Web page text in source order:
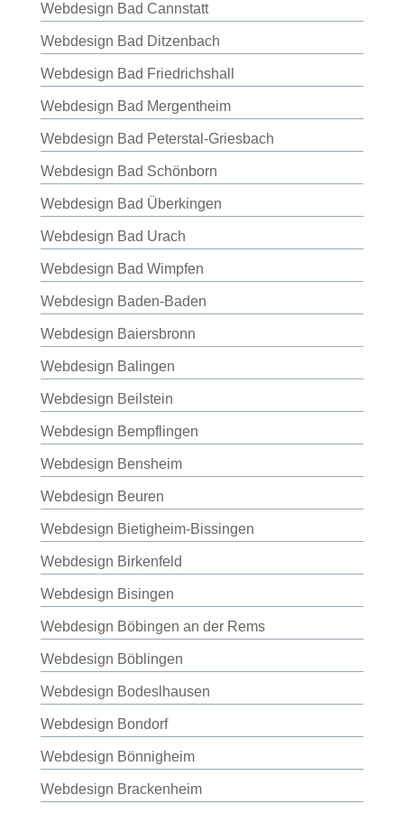
Webdesign Bad Cannstatt
Webdesign Bad Ditzenbach
Webdesign Bad Friedrichshall
Webdesign Bad Mergentheim
Webdesign Bad Peterstal-Griesbach
Webdesign Bad Schönborn
Webdesign Bad Überkingen
Webdesign Bad Urach
Webdesign Bad Wimpfen
Webdesign Baden-Baden
Webdesign Baiersbronn
Webdesign Balingen
Webdesign Beilstein
Webdesign Bempflingen
Webdesign Bensheim
Webdesign Beuren
Webdesign Bietigheim-Bissingen
Webdesign Birkenfeld
Webdesign Bisingen
Webdesign Böbingen an der Rems
Webdesign Böblingen
Webdesign Bodeslhausen
Webdesign Bondorf
Webdesign Bönnigheim
Webdesign Brackenheim